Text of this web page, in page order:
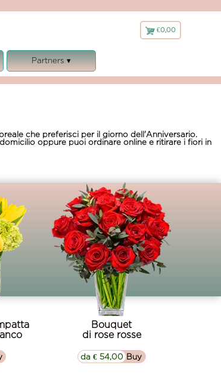
€0,00
€0,00
Partners ▾
FlowerCube
Matrimonio.com
Flor Maison
che preferisci per il giorno dell'Anniversario.
oppure puoi ordinare online e ritirare i fiori in
Bouquet
di rose rosse
▷▷ Buy
da € 54,00